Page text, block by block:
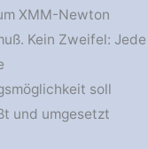
XMM-Newton
Kein Zweifel: Jede
soll
und umgesetzt